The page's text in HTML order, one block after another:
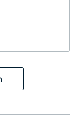
de operatie
werd na de
over het